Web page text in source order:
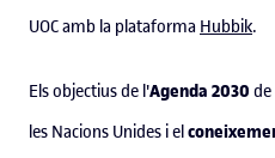
UOC amb la plataforma Hubbik.
Els objectius de l'Agenda 2030
les Nacions Unides i el